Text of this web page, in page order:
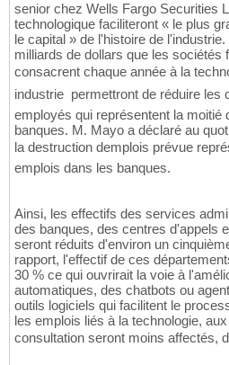
senior chez Wells Fargo Securities
technologique faciliteront « le plus
le capital » de l'histoire de
milliards de dollars que les sociétés
consacrent chaque année à la
industrie  permettront de réduire
employés qui représentent la moitié
banques. M. Mayo a déclaré au
la destruction demplois prévue
emplois dans les banques.
Ainsi, les effectifs des services
des banques, des centres d'appels
seront réduits d'environ un
rapport, l'effectif de ces
30 % ce qui ouvrirait la voie à
automatiques, des chatbots ou
outils logiciels qui facilitent le
les emplois liés à la technologie,
consultation seront moins affectés,